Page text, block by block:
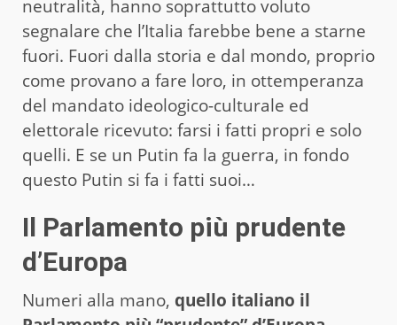
neutralità, hanno soprattutto voluto
segnalare che l’Italia farebbe bene a starne
fuori. Fuori dalla storia e dal mondo, proprio
come provano a fare loro, in ottemperanza
del mandato ideologico-culturale ed
elettorale ricevuto: farsi i fatti propri e solo
quelli. E se un Putin fa la guerra, in fondo
questo Putin si fa i fatti suoi…
Il Parlamento più prudente
d’Europa
Numeri alla mano, quello italiano il